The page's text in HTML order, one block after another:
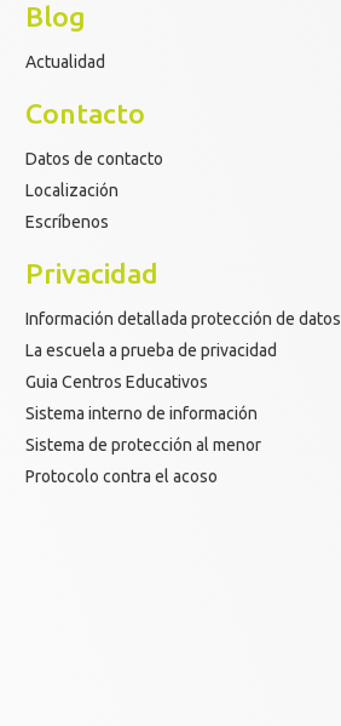
Blog
Actualidad
Contacto
Datos de contacto
Localización
Escríbenos
Privacidad
Información detallada protección de datos
La escuela a prueba de privacidad
Guia Centros Educativos
Sistema interno de información
Sistema de protección al menor
Protocolo contra el acoso